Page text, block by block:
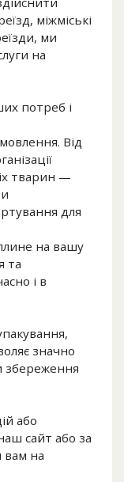
міжміські
ми
на
потреб і
Від
тварин —
для
на вашу
та
і в
значно
збереження
або
сайт або за
вам на